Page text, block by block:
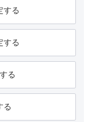
する
する
る
る